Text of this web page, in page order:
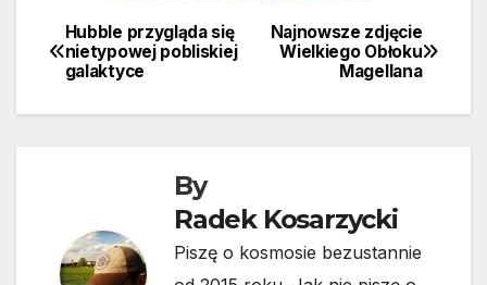
Nawigacja
wpisu
Najnowsze zdjęcie
Wielkiego Obłoku
Magellana
Hubble przygląda się
nietypowej pobliskiej
galaktyce
By
Radek Kosarzycki
Piszę o kosmosie bezustannie